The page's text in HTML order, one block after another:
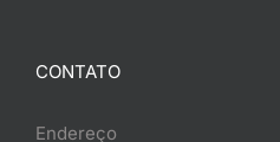
CONTATO
Endereço